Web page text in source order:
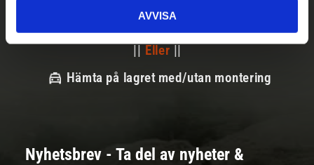
AVVISA
Snabba leveranser
|| Eller ||
Hämta på lagret med/utan montering
Nyhetsbrev - Ta del av nyheter &